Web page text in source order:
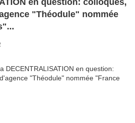
"Théodule" nommée